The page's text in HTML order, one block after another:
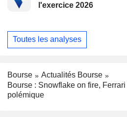
l'exercice 2026
Toutes les analyses
Bourse
Actualités Bourse
Bourse : Snowflake on fire,
polémique